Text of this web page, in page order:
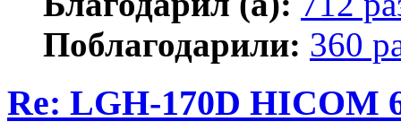
Поблагодарили: 360
Re: LGH-170D HICOM